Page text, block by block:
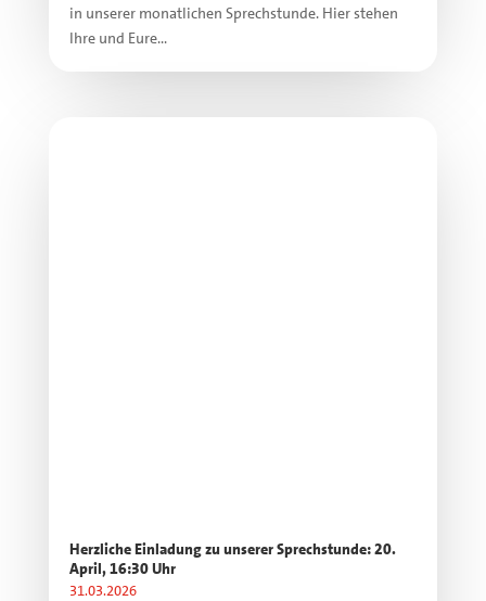
in unserer monatlichen Sprechstunde. Hier stehen
Ihre und Eure...
Herzliche Einladung zu unserer Sprechstunde: 20.
April, 16:30 Uhr
31.03.2026